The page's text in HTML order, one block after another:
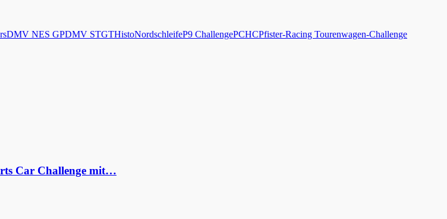
DMV NES GPDMV STGTHistoNordschleifeP9 ChallengePCHCPfister-Racing Tourenwagen-Challenge
Car Challenge mit…